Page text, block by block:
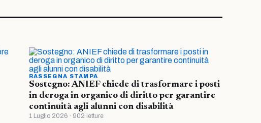
RASSEGNA STAMPA
Sostegno: ANIEF chiede di trasformare i posti
in deroga in organico di diritto per garantire
continuità agli alunni con disabilità
1 Luglio 2026 · 902 letture